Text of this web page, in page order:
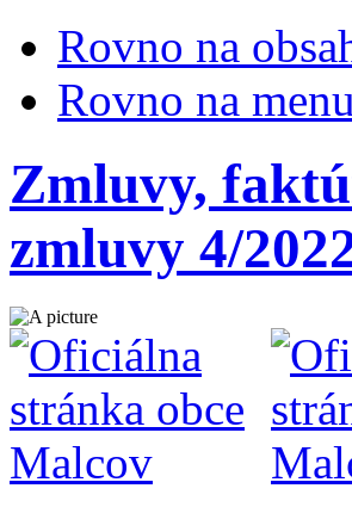
Rovno na
Rovno na menu
Zmluvy,
zmluvy 4/